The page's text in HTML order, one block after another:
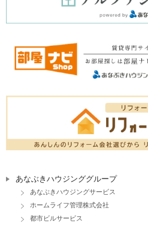
あなぶきハウジンググループ
あなぶきハウジングサービス
ホームライフ管理株式会社
都市ビルサービス